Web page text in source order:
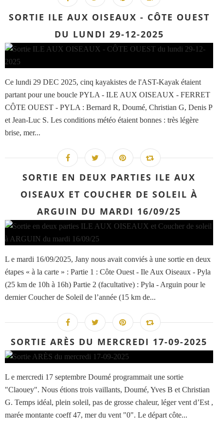
SORTIE ILE AUX OISEAUX - CÔTE OUEST
DU LUNDI 29-12-2025
Ce lundi 29 DEC 2025, cinq kayakistes de l'AST-Kayak étaient
partant pour une boucle PYLA - ILE AUX OISEAUX - FERRET
CÔTE OUEST - PYLA : Bernard R, Doumé, Christian G, Denis P
et Jean-Luc S. Les conditions météo étaient bonnes : très légère
brise, mer...
SORTIE EN DEUX PARTIES ILE AUX
OISEAUX ET COUCHER DE SOLEIL À
ARGUIN DU MARDI 16/09/25
L e mardi 16/09/2025, Jany nous avait conviés à une sortie en deux
étapes « à la carte » : Partie 1 : Côte Ouest - Ile Aux Oiseaux - Pyla
(25 km de 10h à 16h) Partie 2 (facultative) : Pyla - Arguin pour le
dernier Coucher de Soleil de l’année (15 km de...
SORTIE ARÈS DU MERCREDI 17-09-2025
L e mercredi 17 septembre Doumé programmait une sortie
"Claouey". Nous étions trois vaillants, Doumé, Yves B et Christian
G. Temps idéal, plein soleil, pas de grosse chaleur, léger vent d’Est ,
marée montante coeff 47, mer du vent "0". Le départ côte...